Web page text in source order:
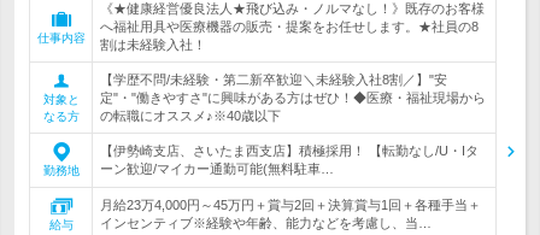
仕事内容
《★健康経営優良法人★飛び込み・ノルマなし！》既存のお客様
へ福祉用具や医療機器の販売・提案をお任せします。★社員の8
割は未経験入社！
対象と
なる方
【学歴不問/未経験・第二新卒歓迎＼未経験入社8割／】"安
定"・"働きやすさ"に興味がある方はぜひ！◆医療・福祉現場から
の転職にオススメ♪※40歳以下
勤務地
【伊勢崎支店、さいたま西支店】積極採用！ 【転勤なし/U・Iタ
ーン歓迎/マイカー通勤可能(無料駐車…
給与
月給23万4,000円～45万円＋賞与2回＋決算賞与1回＋各種手当＋
インセンティブ※経験や年齢、能力などを考慮し、当…